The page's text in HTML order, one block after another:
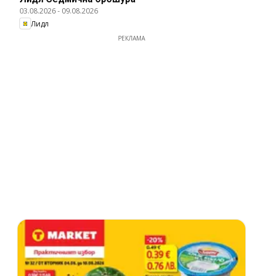
03.08.2026- 09.08.2026
Лидл
РЕКЛАМА